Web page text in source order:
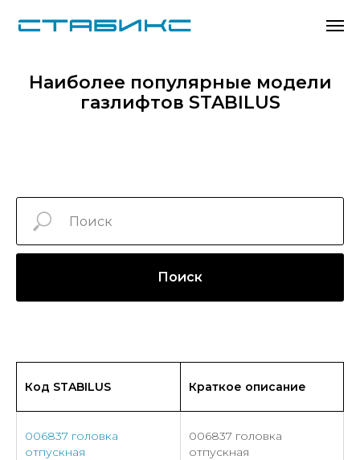
Наиболее популярные модели
газлифтов STABILUS
Поиск
Код STABILUS Краткое описание
006837 головка
отпускная
006837 головка
отпускная